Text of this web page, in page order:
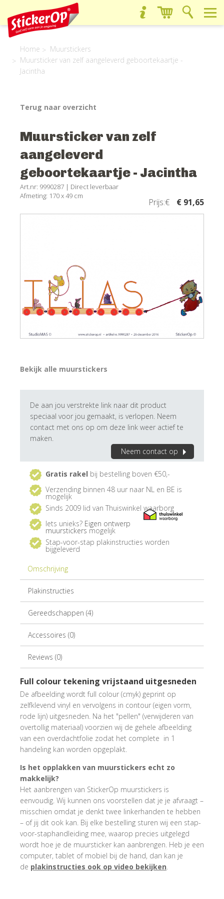
Home
Muurstickers
Muursticker van zelf aangeleverd geboortekaartje -
Jacintha
Terug naar overzicht
Muursticker van zelf
aangeleverd
geboortekaartje - Jacintha
Art.nr: 9990287 | Direct leverbaar
Afmeting: 170 x 49 cm
Prijs:€ € 91,65
Bekijk alle muurstickers
De aan jou verstrekte link naar dit product
speciaal voor jou gemaakt, is verlopen. Neem
contact met ons op om deze link weer actief te
maken.
Neem contact op
Gratis rakel bij bestelling boven €50,-
Verzending binnen 48 uur naar NL en BE is
mogelijk
Sinds 2009 lid van Thuiswinkel waarborg
Iets unieks? Eigen ontwerp
muurstickers mogelijk
Stap-voor-stap plakinstructies worden
bijgeleverd
Omschrijving
Plakinstructies
Gereedschappen (4)
Accessoires (0)
Reviews (0)
Full colour tekening vrijstaand uitgesneden
De afbeelding wordt full colour (cmyk) geprint op
zelfklevend vinyl en vervolgens in contour (eigen vorm,
rode lijn) uitgesneden. Na het "pellen" (verwijderen van
overtollig materiaal) voorzien wij de gehele afbeelding
van een overdachtfolie zodat het complete in 1
handeling kan worden opgeplakt.
Is het opplakken van muurstickers echt zo
makkelijk?
Het aanbrengen van StickerOp muurstickers is
eenvoudig. Wij kunnen ons voorstellen dat je je afvraagt –
misschien omdat je denkt twee linkerhanden te hebben
– of jij dit ook kan. Bij elke bestelling sturen wij een stap-
voor-staphandleiding mee, waarop precies uitgelegd
wordt hoe je de muursticker kan aanbrengen. Heb je een
computer, tablet of mobiel bij de hand, dan kan je
de plakinstructies ook op video bekijken.